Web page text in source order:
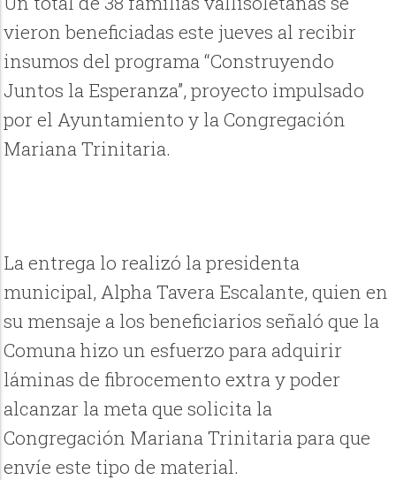
vieron beneficiadas este jueves al recibir
insumos del programa “Construyendo
Juntos la Esperanza”, proyecto impulsado
por el Ayuntamiento y la Congregación
Mariana Trinitaria.
La entrega lo realizó la presidenta
municipal, Alpha Tavera Escalante, quien en
su mensaje a los beneficiarios señaló que la
Comuna hizo un esfuerzo para adquirir
láminas de fibrocemento extra y poder
alcanzar la meta que solicita la
Congregación Mariana Trinitaria para que
envíe este tipo de material.